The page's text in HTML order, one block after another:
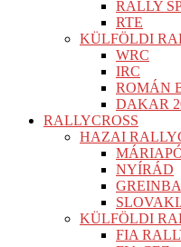
RALLY
RTE
KÜLFÖLDI
WRC
IRC
ROMÁN
DAKAR
RALLYCROSS
HAZAI
NYÍRÁD
KÜLFÖLDI
FIA